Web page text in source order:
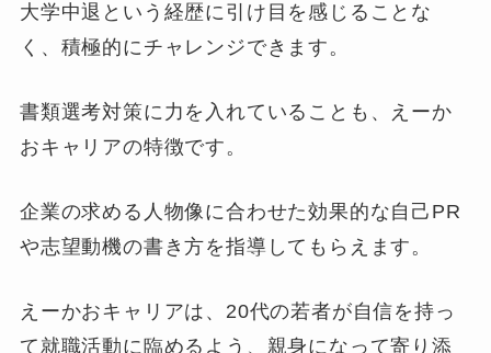
大学中退という経歴に引け目を感じることな
く、積極的にチャレンジできます。
書類選考対策に力を入れていることも、えーか
おキャリアの特徴です。
企業の求める人物像に合わせた効果的な自己PR
や志望動機の書き方を指導してもらえます。
えーかおキャリアは、20代の若者が自信を持っ
て就職活動に臨めるよう、親身になって寄り添